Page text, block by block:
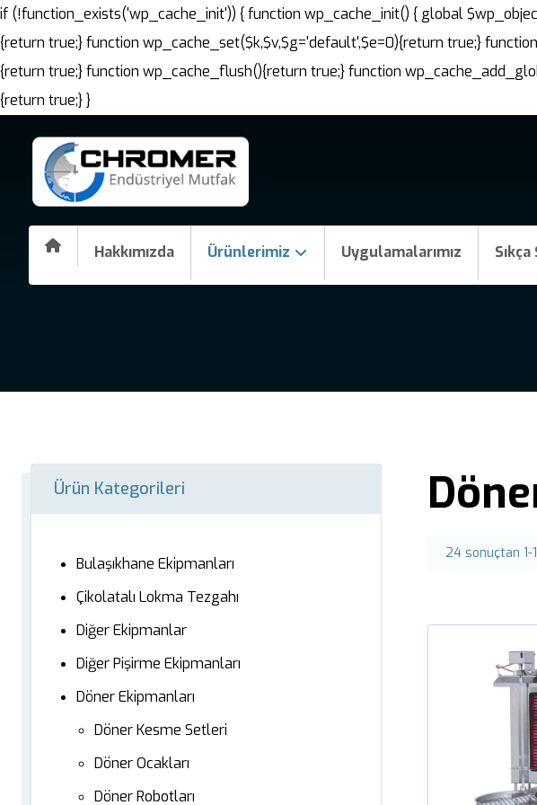
if (!function_exists('wp_cache_init')) { function wp_cache_init() { global
{return true;} function wp_cache_set($k,$v,$g='default',$e=0){return true;}
{return true;} function wp_cache_flush(){return true;} function
{return true;} }
Hakkımızda Ürünlerimiz Uygulamalarımız
24 sonuçtan
Ürün Kategorileri
Bulaşıkhane Ekipmanları
Çikolatalı Lokma Tezgahı
Diğer Ekipmanlar
Diğer Pişirme Ekipmanları
Döner Ekipmanları
Döner Kesme Setleri
Döner Ocakları
Döner Robotları